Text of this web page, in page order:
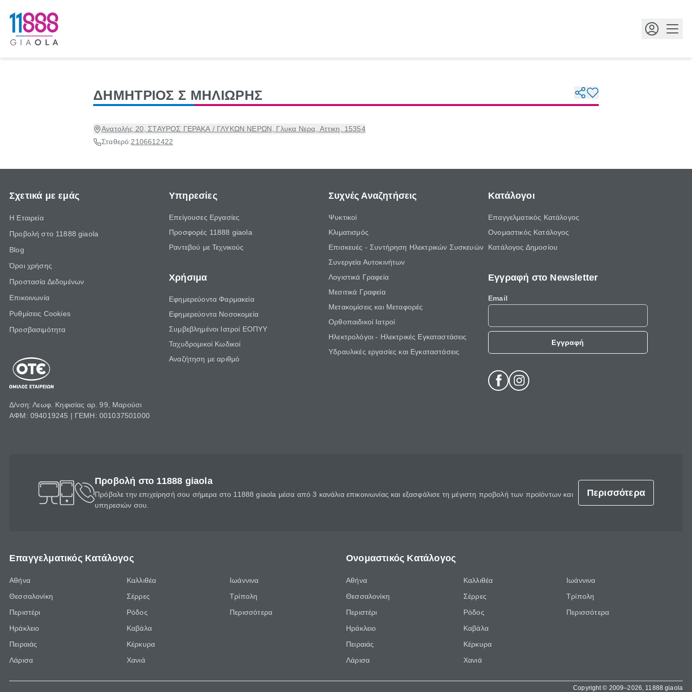
ΔΗΜΗΤΡΙΟΣ Σ ΜΗΛΙΩΡΗΣ
Ανατολής 20, ΣΤΑΥΡΟΣ ΓΕΡΑΚΑ / ΓΛΥΚΩΝ ΝΕΡΩΝ, Γλυκα Νερα, Αττικη, 15354
Σταθερό:2106612422
Σχετικά με εμάς
Η Εταιρεία
Προβολή στο 11888 giaola
Blog
Όροι χρήσης
Προστασία Δεδομένων
Επικοινωνία
Ρυθμίσεις Cookies
Προσβασιμότητα
Δ/νση: Λεωφ. Κηφισίας αρ. 99, Μαρούσι
ΑΦΜ: 094019245 | ΓΕΜΗ: 001037501000
Υπηρεσίες
Επείγουσες Εργασίες
Προσφορές 11888 giaola
Ραντεβού με Τεχνικούς
Χρήσιμα
Εφημερεύοντα Φαρμακεία
Εφημερεύοντα Νοσοκομεία
Συμβεβλημένοι Ιατροί ΕΟΠΥΥ
Ταχυδρομικοί Κωδικοί
Αναζήτηση με αριθμό
Συχνές Αναζητήσεις
Ψυκτικοί
Κλιματισμός
Επισκευές - Συντήρηση Ηλεκτρικών Συσκευών
Συνεργεία Αυτοκινήτων
Λογιστικά Γραφεία
Μεσιτικά Γραφεία
Μετακομίσεις και Μεταφορές
Ορθοπαιδικοί Ιατροί
Ηλεκτρολόγοι - Ηλεκτρικές Εγκαταστάσεις
Υδραυλικές εργασίες και Εγκαταστάσεις
Κατάλογοι
Επαγγελματικός Κατάλογος
Ονομαστικός Κατάλογος
Κατάλογος Δημοσίου
Εγγραφή στο Newsletter
Email
Εγγραφή
Προβολή στο 11888 giaola
Πρόβαλε την επιχείρησή σου σήμερα στο 11888 giaola μέσα από 3 κανάλια επικοινωνίας και εξασφάλισε τη μέγιστη προβολή των προϊόντων και
υπηρεσιών σου.
Περισσότερα
Επαγγελματικός Κατάλογος
Αθήνα
Θεσσαλονίκη
Περιστέρι
Ηράκλειο
Πειραιάς
Λάρισα
Καλλιθέα
Σέρρες
Ρόδος
Καβάλα
Κέρκυρα
Χανιά
Ιωάννινα
Τρίπολη
Περισσότερα
Ονομαστικός Κατάλογος
Αθήνα
Θεσσαλονίκη
Περιστέρι
Ηράκλειο
Πειραιάς
Λάρισα
Καλλιθέα
Σέρρες
Ρόδος
Καβάλα
Κέρκυρα
Χανιά
Ιωάννινα
Τρίπολη
Περισσότερα
Copyright © 2009–2026, 11888 giaola